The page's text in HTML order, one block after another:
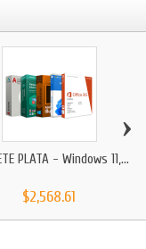
PLATA - Windows 11,...
$2,568.61
›